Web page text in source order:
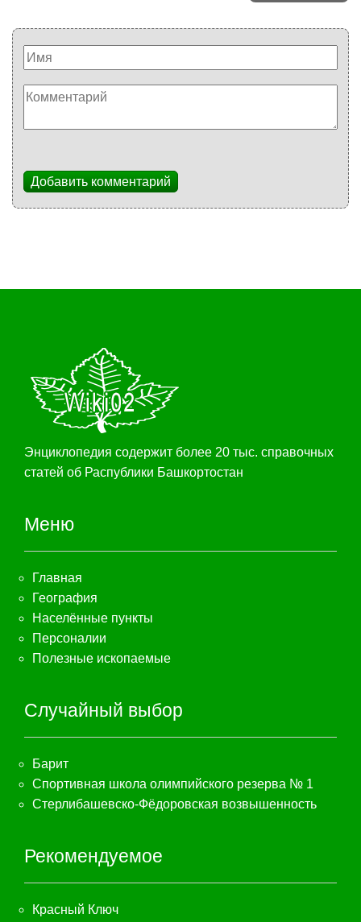
Добавить комментарий
Энциклопедия содержит более 20 тыс. справочных
статей об Распублики Башкортостан
Меню
Главная
География
Населённые пункты
Персоналии
Полезные ископаемые
Случайный выбор
Барит
Спортивная школа олимпийского резерва № 1
Стерлибашевско-Фёдоровская возвышенность
Рекомендуемое
Красный Ключ